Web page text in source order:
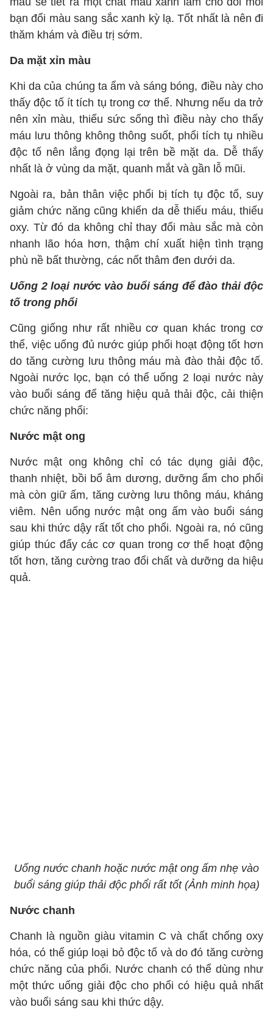
bạn đổi màu sang sắc xanh kỳ lạ. Tốt nhất là nên đi
thăm khám và điều trị sớm.
Da mặt xỉn màu
Khi da của chúng ta ẩm và sáng bóng, điều này cho
thấy độc tố ít tích tụ trong cơ thể. Nhưng nếu da trở
nên xỉn màu, thiếu sức sống thì điều này cho thấy
máu lưu thông không thông suốt, phổi tích tụ nhiều
độc tố nên lắng đọng lại trên bề mặt da. Dễ thấy
nhất là ở vùng da mặt, quanh mắt và gần lỗ mũi.
Ngoài ra, bản thân việc phổi bị tích tụ độc tố, suy
giảm chức năng cũng khiến da dễ thiếu máu, thiếu
oxy. Từ đó da không chỉ thay đổi màu sắc mà còn
nhanh lão hóa hơn, thậm chí xuất hiện tình trạng
phù nề bất thường, các nốt thâm đen dưới da.
Uống 2 loại nước vào buổi sáng để đào thải độc
tố trong phổi
Cũng giống như rất nhiều cơ quan khác trong cơ
thể, việc uống đủ nước giúp phổi hoạt động tốt hơn
do tăng cường lưu thông máu mà đào thải độc tố.
Ngoài nước lọc, bạn có thể uống 2 loại nước này
vào buổi sáng để tăng hiệu quả thải độc, cải thiện
chức năng phổi:
Nước mật ong
Nước mật ong không chỉ có tác dụng giải độc,
thanh nhiệt, bồi bổ âm dương, dưỡng ẩm cho phổi
mà còn giữ ấm, tăng cường lưu thông máu, kháng
viêm. Nên uống nước mật ong ấm vào buổi sáng
sau khi thức dậy rất tốt cho phổi. Ngoài ra, nó cũng
giúp thúc đẩy các cơ quan trong cơ thể hoạt động
tốt hơn, tăng cường trao đổi chất và dưỡng da hiệu
quả.
Uống nước chanh hoặc nước mật ong ấm nhẹ vào
buổi sáng giúp thải độc phổi rất tốt (Ảnh minh họa)
Nước chanh
Chanh là nguồn giàu vitamin C và chất chống oxy
hóa, có thể giúp loại bỏ độc tố và do đó tăng cường
chức năng của phổi. Nước chanh có thể dùng như
một thức uống giải độc cho phổi có hiệu quả nhất
vào buổi sáng sau khi thức dậy.